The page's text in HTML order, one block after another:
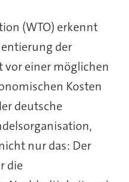
(WTO) erkennt
der
einer möglichen
Kosten
deutsche
nur das: Der
die